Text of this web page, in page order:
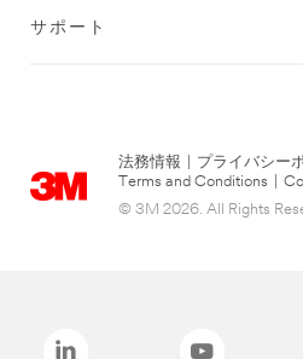
サポート
法務情報 プライバシー
Terms and Conditions
© 3M 2026. All Rights